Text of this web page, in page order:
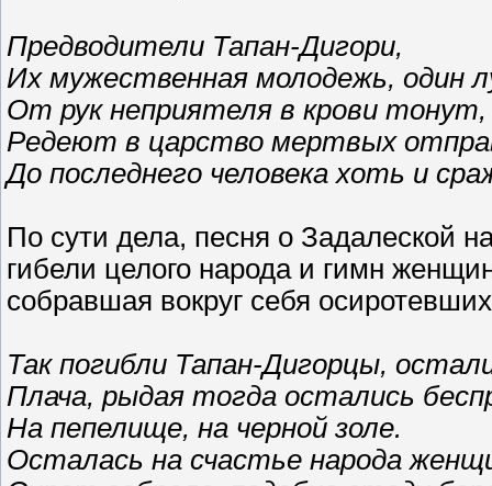
Предводители Тапан-Дигори,
Их мужественная молодежь, один
От рук неприятеля в крови тонут,
Редеют в царство мертвых
До последнего человека хоть и
По сути дела, песня о Задалеской
гибели целого народа и гимн
собравшая вокруг себя
Так погибли Тапан-Дигорцы,
Плача, рыдая тогда остались
На пепелище, на черной золе.
Осталась на счастье народа